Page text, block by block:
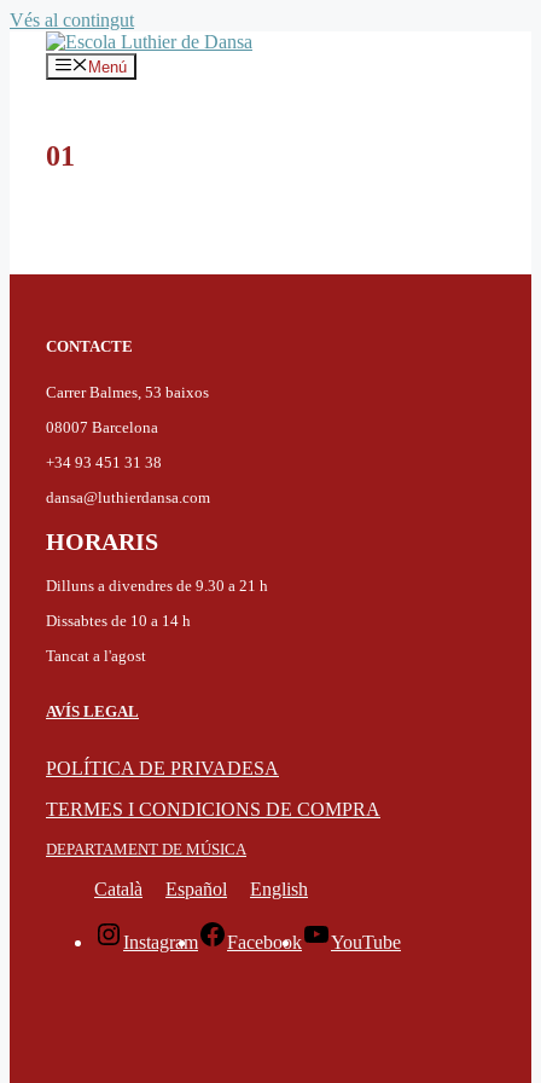
Vés al contingut
Menú
01
CONTACTE
Carrer Balmes, 53 baixos
08007 Barcelona
+34 93 451 31 38
dansa@luthierdansa.com
HORARIS
Dilluns a divendres de 9.30 a 21 h
Dissabtes de 10 a 14 h
Tancat a l'agost
AVÍS LEGAL
POLÍTICA DE PRIVADESA
TERMES I CONDICIONS DE COMPRA
DEPARTAMENT DE MÚSICA
Català Español English
Instagram Facebook YouTube